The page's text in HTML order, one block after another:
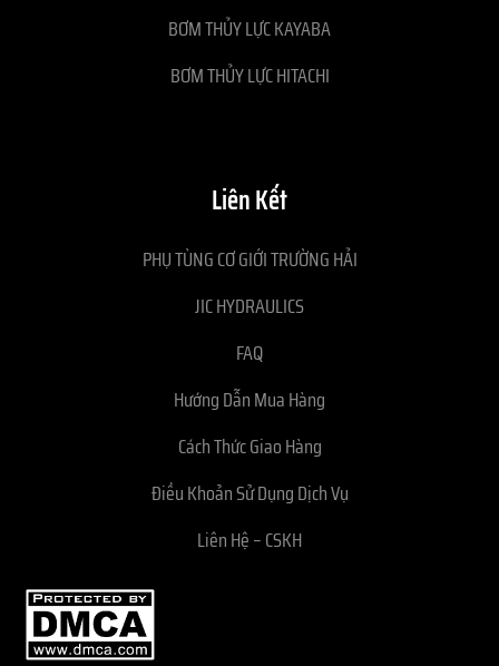
BƠM THỦY LỰC KAYABA
BƠM THỦY LỰC HITACHI
Liên Kết
PHỤ TÙNG CƠ GIỚI TRƯỜNG HẢI
JIC HYDRAULICS
FAQ
Hướng Dẫn Mua Hàng
Cách Thức Giao Hàng
Điều Khoản Sử Dụng Dịch Vụ
Liên Hệ – CSKH